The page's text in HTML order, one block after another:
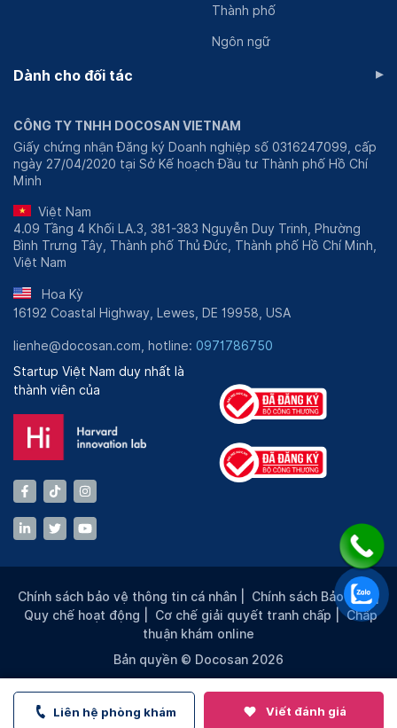
Liên hệ phòng khám Viết đánh giá
Thành phố
Ngôn ngữ
Dành cho đối tác ▸
CÔNG TY TNHH DOCOSAN VIETNAM
Giấy chứng nhận Đăng ký Doanh nghiệp số 0316247099, cấp
ngày 27/04/2020 tại Sở Kế hoạch Đầu tư Thành phố Hồ Chí
Minh
Việt Nam
4.09 Tầng 4 Khối LA.3, 381-383 Nguyễn Duy Trinh, Phường
Bình Trưng Tây, Thành phố Thủ Đức, Thành phố Hồ Chí Minh,
Việt Nam
Hoa Kỳ
16192 Coastal Highway, Lewes, DE 19958, USA
lienhe@docosan.com, hotline: 0971786750
Startup Việt Nam duy nhất là
thành viên của
Chính sách bảo vệ thông tin cá nhân Chính sách Bảo mật |
Quy chế hoạt động
Cơ chế giải quyết tranh chấp |Chấp
thuận khám online
Bản quyền © Docosan 2026